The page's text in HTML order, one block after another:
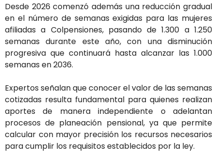
Desde 2026 comenzó además una reducción gradual
en el número de semanas exigidas para las mujeres
afiliadas a Colpensiones, pasando de 1.300 a 1.250
semanas durante este año, con una disminución
progresiva que continuará hasta alcanzar las 1.000
semanas en 2036.
Expertos señalan que conocer el valor de las semanas
cotizadas resulta fundamental para quienes realizan
aportes de manera independiente o adelantan
procesos de planeación pensional, ya que permite
calcular con mayor precisión los recursos necesarios
para cumplir los requisitos establecidos por la ley.